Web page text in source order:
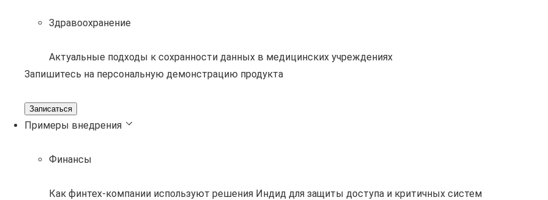
Здравоохранение
Актуальные подходы к сохранности данных в медицинских учреждениях
Запишитесь на персональную демонстрацию продукта
Записаться
Примеры внедрения
Финансы
Как финтех-компании используют решения Индид для защиты доступа и критичных систем